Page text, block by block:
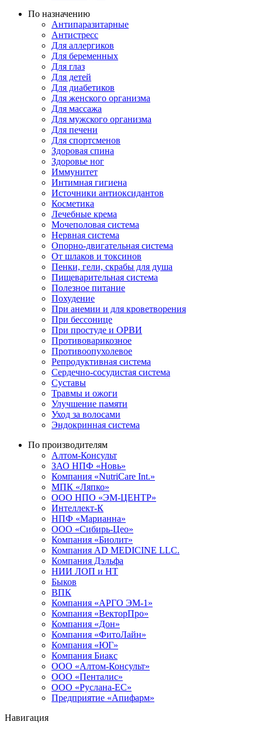
По назначению
Антипаразитарные
Антистресс
Для аллергиков
Для беременных
Для глаз
Для детей
Для диабетиков
Для женского организма
Для массажа
Для мужского организма
Для печени
Для спортсменов
Здоровая спина
Здоровье ног
Иммунитет
Интимная гигиена
Источники антиоксидантов
Косметика
Лечебные крема
Мочеполовая система
Нервная система
Опорно-двигательная система
От шлаков и токсинов
Пенки, гели, скрабы для душа
Пищеварительная система
Полезное питание
Похудение
При анемии и для кроветворения
При бессонице
При простуде и ОРВИ
Противоварикозное
Противоопухолевое
Репродуктивная система
Сердечно-сосудистая система
Суставы
Травмы и ожоги
Улучшение памяти
Уход за волосами
Эндокринная система
По производителям
Алтом-Консульт
ЗАО НПФ «Новь»
Компания «NutriCare Int.»
МПК «Ляпко»
ООО НПО «ЭМ-ЦЕНТР»
Интеллект-К
НПФ «Марианна»
ООО «Сибирь-Цео»
Компания «Биолит»
Компания AD MEDICINE LLC.
Компания Дэльфа
НИИ ЛОП и НТ
Быков
ВПК
Компания «АРГО ЭМ-1»
Компания «ВекторПро»
Компания «Дон»
Компания «ФитоЛайн»
Компания «ЮГ»
Компания Биакс
ООО «Алтом-Консульт»
ООО «Пенталис»
ООО «Руслана-ЕС»
Предприятие «Апифарм»
Навигация